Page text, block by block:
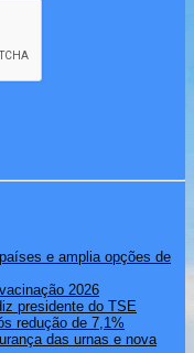
e amplia opções de
2026
presidente do TSE
redução de 7,1%
das urnas e nova